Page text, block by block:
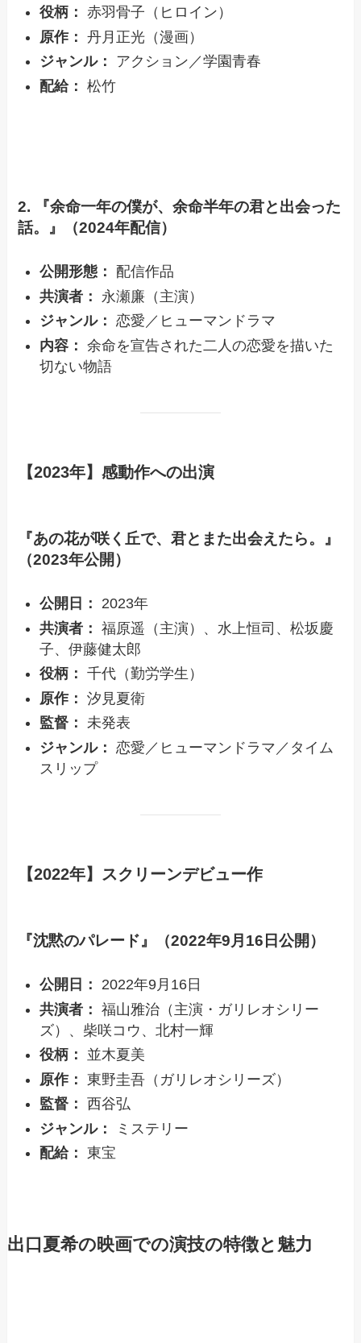
役柄： 赤羽骨子（ヒロイン）
原作： 丹月正光（漫画）
ジャンル：
アクション／学園青春
配給： 松竹
2. 『余命一年の僕が、余命半年の君と出会った
話。』（2024年配信）
公開形態：
配信作品
共演者：
永瀬廉（主演）
ジャンル： 恋愛／ヒューマンドラマ
内容： 余命を宣告された二人の恋愛を描いた
切ない物語
【2023年】感動作への出演
『あの花が咲く丘で、君とまた出会えたら。』
（2023年公開）
公開日：
2023年
共演者： 福原遥（主演）、水上恒司、松坂慶
子、伊藤健太郎
役柄： 千代（勤労学生）
原作： 汐見夏衛
監督： 未発表
ジャンル： 恋愛／ヒューマンドラマ／タイム
スリップ
【2022年】スクリーンデビュー作
『沈黙のパレード』（2022年9月16日公開）
公開日：
2022年9月16日
共演者： 福山雅治（主演・ガリレオシリー
ズ）、柴咲コウ、北村一輝
役柄：
並木夏美
原作： 東野圭吾（ガリレオシリーズ）
監督： 西谷弘
ジャンル：
ミステリー
配給： 東宝
出口夏希の映画での演技の特徴と魅力